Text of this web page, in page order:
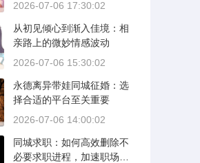
2026-07-06 17:30:02
从初见倾心到渐入佳境：相
亲路上的微妙情感波动
2026-07-06 15:30:02
永德离异带娃同城征婚：选
择合适的平台至关重要
2026-07-06 14:00:02
同城求职：如何高效删除不
必要求职进程，加速职场新